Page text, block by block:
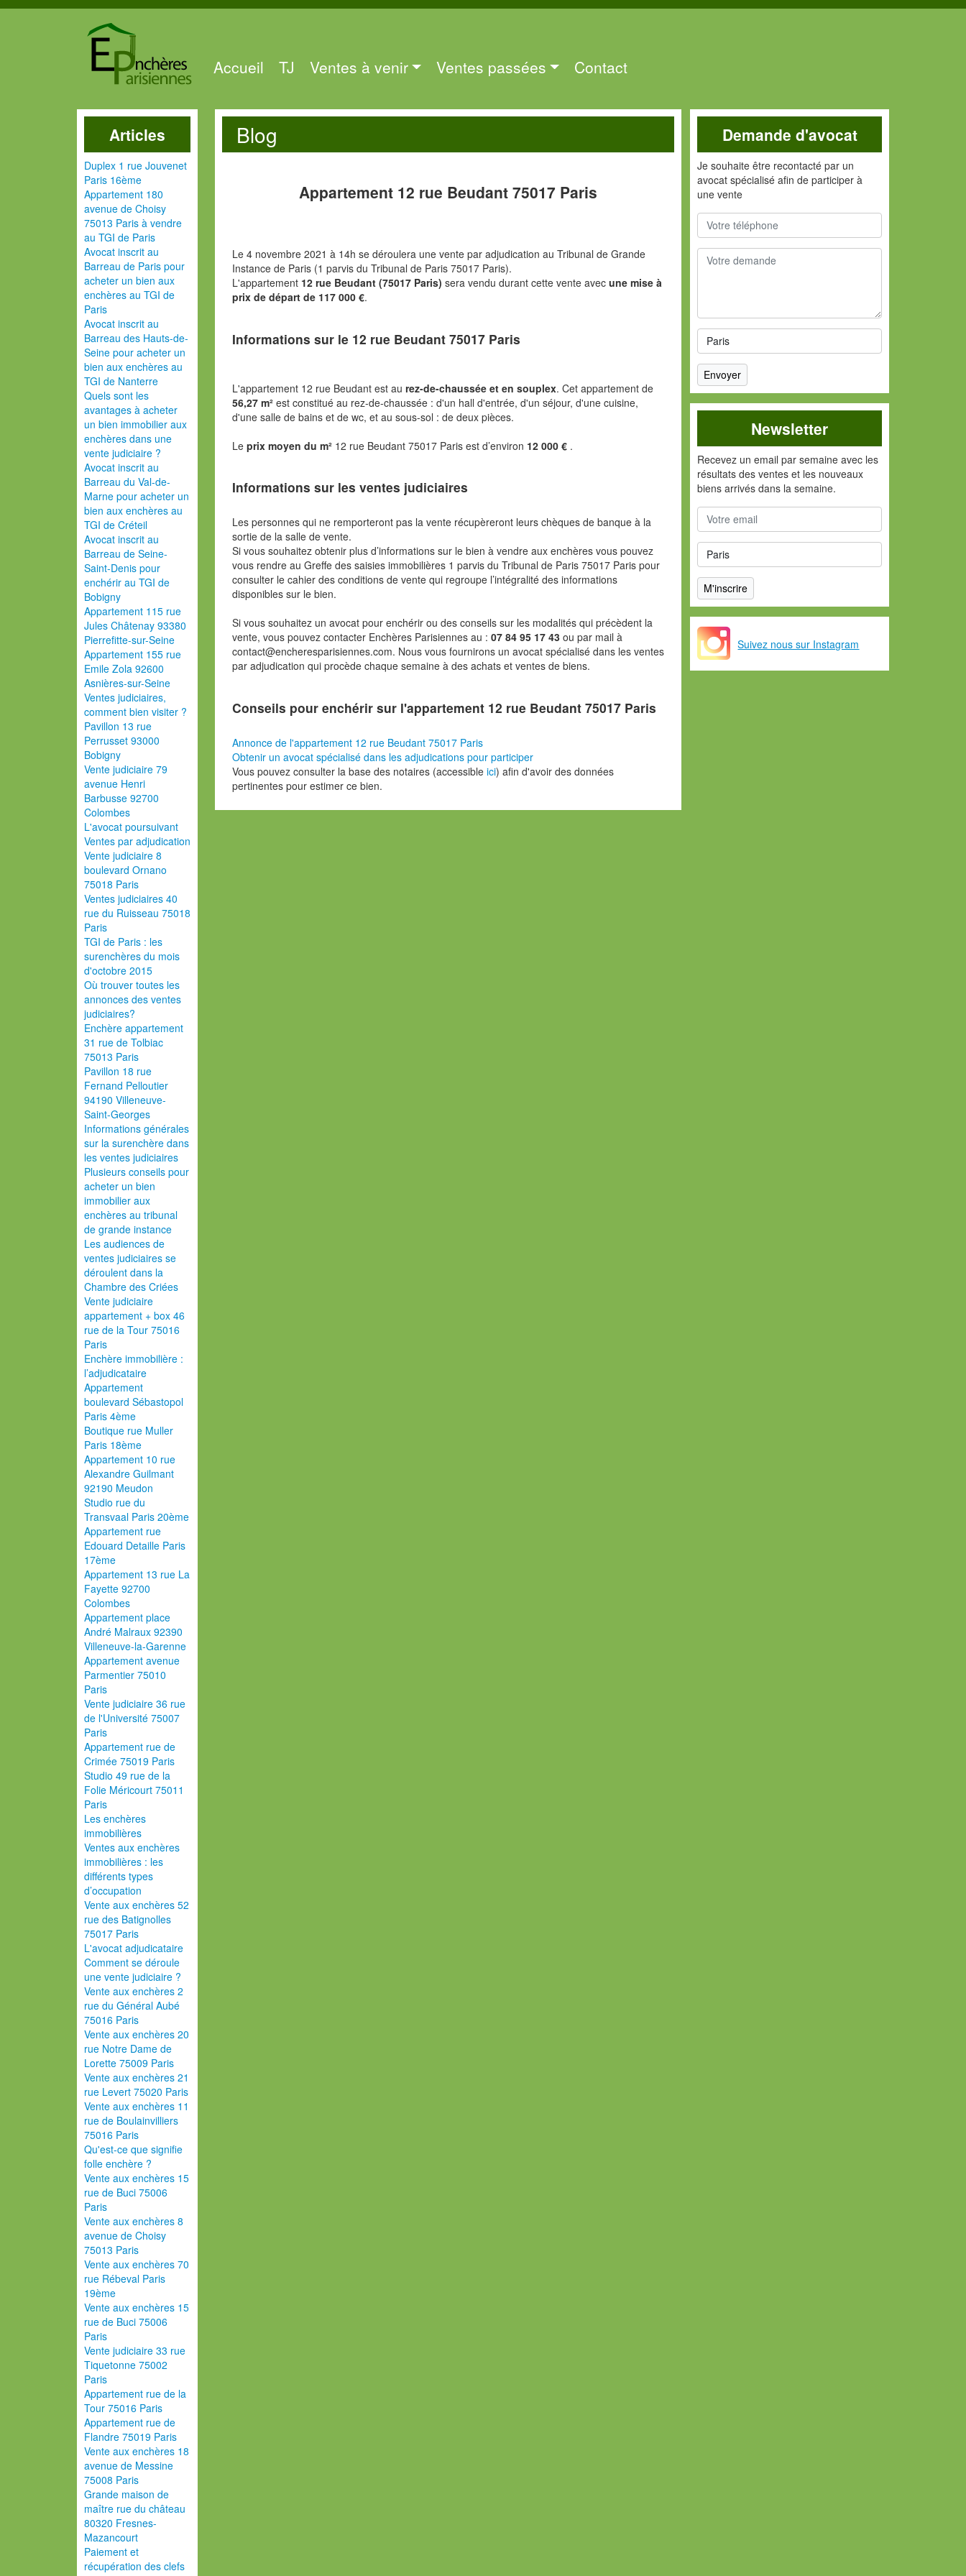
Accueil TJ Ventes à venir Ventes passées Contact
Articles
Duplex 1 rue Jouvenet
Paris 16ème
Appartement 180
avenue de Choisy
75013 Paris à vendre
au TGI de Paris
Avocat inscrit au
Barreau de Paris pour
acheter un bien aux
enchères au TGI de
Paris
Avocat inscrit au
Barreau des Hauts-de-
Seine pour acheter un
bien aux enchères au
TGI de Nanterre
Quels sont les
avantages à acheter
un bien immobilier aux
enchères dans une
vente judiciaire ?
Avocat inscrit au
Barreau du Val-de-
Marne pour acheter un
bien aux enchères au
TGI de Créteil
Avocat inscrit au
Barreau de Seine-
Saint-Denis pour
enchérir au TGI de
Bobigny
Appartement 115 rue
Jules Châtenay 93380
Pierrefitte-sur-Seine
Appartement 155 rue
Emile Zola 92600
Asnières-sur-Seine
Ventes judiciaires,
comment bien visiter ?
Pavillon 13 rue
Perrusset 93000
Bobigny
Vente judiciaire 79
avenue Henri
Barbusse 92700
Colombes
L'avocat poursuivant
Ventes par adjudication
Vente judiciaire 8
boulevard Ornano
75018 Paris
Ventes judiciaires 40
rue du Ruisseau 75018
Paris
TGI de Paris : les
surenchères du mois
d'octobre 2015
Où trouver toutes les
annonces des ventes
judiciaires?
Enchère appartement
31 rue de Tolbiac
75013 Paris
Pavillon 18 rue
Fernand Pelloutier
94190 Villeneuve-
Saint-Georges
Informations générales
sur la surenchère dans
les ventes judiciaires
Plusieurs conseils pour
acheter un bien
immobilier aux
enchères au tribunal
de grande instance
Les audiences de
ventes judiciaires se
déroulent dans la
Chambre des Criées
Vente judiciaire
appartement + box 46
rue de la Tour 75016
Paris
Enchère immobilière :
l’adjudicataire
Appartement
boulevard Sébastopol
Paris 4ème
Boutique rue Muller
Paris 18ème
Appartement 10 rue
Alexandre Guilmant
92190 Meudon
Studio rue du
Transvaal Paris 20ème
Appartement rue
Edouard Detaille Paris
17ème
Appartement 13 rue La
Fayette 92700
Colombes
Appartement place
André Malraux 92390
Villeneuve-la-Garenne
Appartement avenue
Parmentier 75010
Paris
Vente judiciaire 36 rue
de l'Université 75007
Paris
Appartement rue de
Crimée 75019 Paris
Studio 49 rue de la
Folie Méricourt 75011
Paris
Les enchères
immobilières
Ventes aux enchères
immobilières : les
différents types
d’occupation
Vente aux enchères 52
rue des Batignolles
75017 Paris
L'avocat adjudicataire
Comment se déroule
une vente judiciaire ?
Vente aux enchères 2
rue du Général Aubé
75016 Paris
Vente aux enchères 20
rue Notre Dame de
Lorette 75009 Paris
Vente aux enchères 21
rue Levert 75020 Paris
Vente aux enchères 11
rue de Boulainvilliers
75016 Paris
Qu'est-ce que signifie
folle enchère ?
Vente aux enchères 15
rue de Buci 75006
Paris
Vente aux enchères 8
avenue de Choisy
75013 Paris
Vente aux enchères 70
rue Rébeval Paris
19ème
Vente aux enchères 15
rue de Buci 75006
Paris
Vente judiciaire 33 rue
Tiquetonne 75002
Paris
Appartement rue de la
Tour 75016 Paris
Appartement rue de
Flandre 75019 Paris
Vente aux enchères 18
avenue de Messine
75008 Paris
Grande maison de
maître rue du château
80320 Fresnes-
Mazancourt
Paiement et
récupération des clefs
Blog
Appartement 12 rue Beudant 75017 Paris
Le 4 novembre 2021 à 14h se déroulera une vente par adjudication au Tribunal de Grande
Instance de Paris (1 parvis du Tribunal de Paris 75017 Paris).
L'appartement 12 rue Beudant (75017 Paris)sera vendu durant cette vente avecune mise à
prix de départ de 117 000 €.
Informations sur le 12 rue Beudant 75017 Paris
L'appartement 12 rue Beudant est aurez-de-chaussée et en souplex. Cet appartement de
56,27 m² est constitué au rez-de-chaussée : d'un hall d'entrée, d'un séjour, d'une cuisine,
d'une salle de bains et de wc, et au sous-sol : de deux pièces.
Leprix moyen du m² 12 rue Beudant 75017 Paris est d’environ 12 000 € .
Informations sur les ventes judiciaires
Les personnes qui ne remporteront pas la vente récupèreront leurs chèques de banque à la
sortie de la salle de vente.
Si vous souhaitez obtenir plus d’informations sur le bien à vendre aux enchères vous pouvez
vous rendre au Greffe des saisies immobilières 1 parvis du Tribunal de Paris 75017 Paris pour
consulter le cahier des conditions de vente qui regroupe l’intégralité des informations
disponibles sur le bien.
Si vous souhaitez un avocat pour enchérir ou des conseils sur les modalités qui précèdent la
vente, vous pouvez contacter Enchères Parisiennes au :07 84 95 17 43ou par mail à
contact@encheresparisiennes.com. Nous vous fournirons un avocat spécialisé dans les ventes
par adjudication qui procède chaque semaine à des achats et ventes de biens.
Conseils pour enchérir sur l'appartement 12 rue Beudant 75017 Paris
Annonce de l'appartement 12 rue Beudant 75017 Paris
Obtenir un avocat spécialisé dans les adjudications pour participer
Vous pouvez consulter la base des notaires (accessibleici) afin d'avoir des données
pertinentes pour estimer ce bien.
Demande d'avocat
Je souhaite être recontacté par un
avocat spécialisé afin de participer à
une vente
Newsletter
Recevez un email par semaine avec les
résultats des ventes et les nouveaux
biens arrivés dans la semaine.
Suivez nous sur Instagram